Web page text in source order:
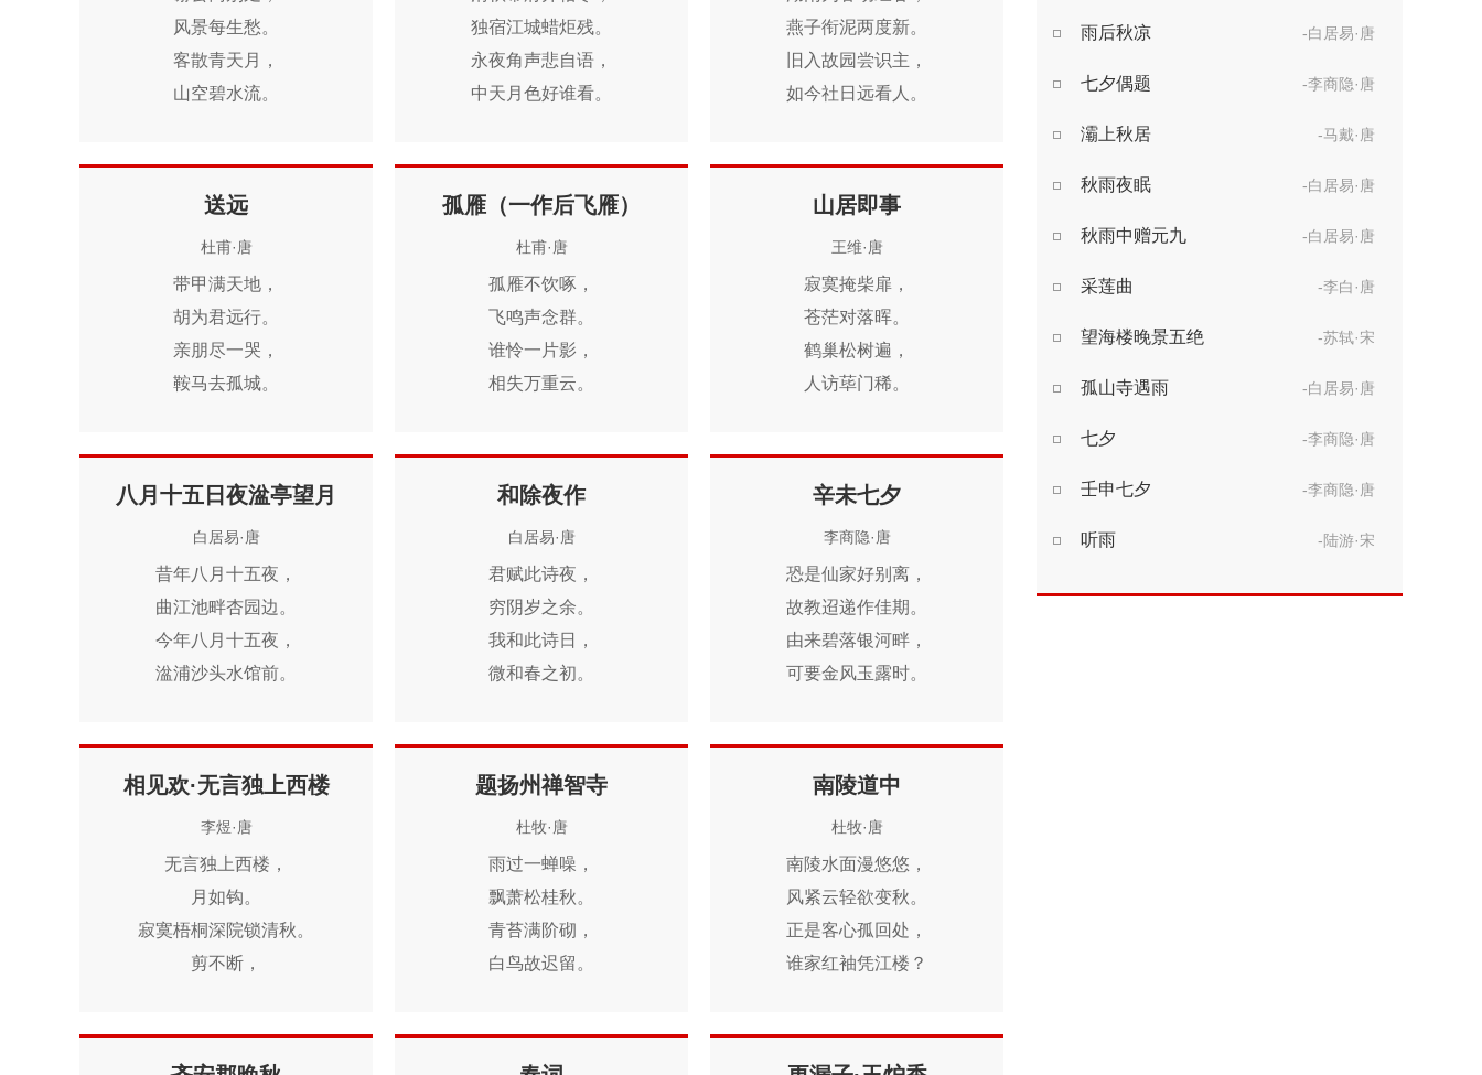
风景每生愁。
客散青天月，
山空碧水流。
今古一相接，
独宿江城蜡炬残。
永夜角声悲自语，
中天月色好谁看。
已忍伶俜十年事，
燕子衔泥两度新。
旧入故园尝识主，
如今社日远看人。
暂语船樯还起去，
送远
杜甫·唐
带甲满天地，
胡为君远行。
亲朋尽一哭，
鞍马去孤城。
别离已昨日，
孤雁（一作后飞雁）
杜甫·唐
孤雁不饮啄，
飞鸣声念群。
谁怜一片影，
相失万重云。
野鸦无意绪，
山居即事
王维·唐
寂寞掩柴扉，
苍茫对落晖。
鹤巢松树遍，
人访荜门稀。
渡头烟火起，
八月十五日夜湓亭望月
白居易·唐
昔年八月十五夜，
曲江池畔杏园边。
今年八月十五夜，
湓浦沙头水馆前。
临风一叹无人会，
和除夜作
白居易·唐
君赋此诗夜，
穷阴岁之余。
我和此诗日，
微和春之初。
头上毛发短，
一落老病界，
难逃生死墟。
况此促促世，
与君多索居。
君在浙江东，
我在魏阙下，
谬乘大夫车。
辛未七夕
李商隐·唐
恐是仙家好别离，
故教迢递作佳期。
由来碧落银河畔，
可要金风玉露时。
岂能无意酬乌鹊，
相见欢·无言独上西楼
李煜·唐
无言独上西楼，
月如钩。
寂寞梧桐深院锁清秋。
剪不断，
别是一般滋味在心头。
题扬州禅智寺
杜牧·唐
雨过一蝉噪，
飘萧松桂秋。
青苔满阶砌，
白鸟故迟留。
谁知竹西路，
南陵道中
杜牧·唐
南陵水面漫悠悠，
风紧云轻欲变秋。
正是客心孤回处，
谁家红袖凭江楼？
雨后秋凉 -白居易·唐
七夕偶题 -李商隐·唐
灞上秋居 -马戴·唐
秋雨夜眠 -白居易·唐
秋雨中赠元九 -白居易·唐
采莲曲 -李白·唐
望海楼晚景五绝 -苏轼·宋
孤山寺遇雨 -白居易·唐
七夕 -李商隐·唐
壬申七夕 -李商隐·唐
听雨 -陆游·宋